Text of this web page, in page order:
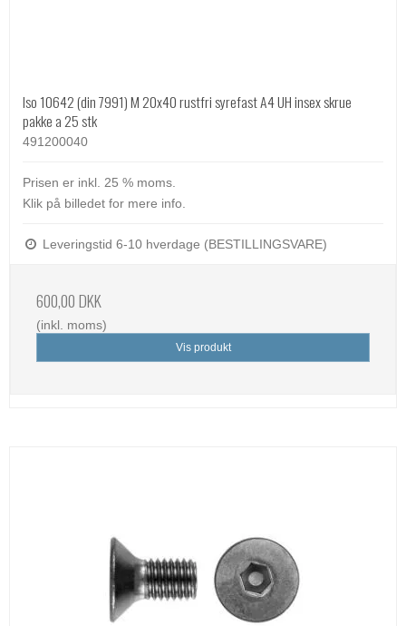
Iso 10642 (din 7991) M 20x40 rustfri syrefast A4 UH insex skrue
pakke a 25 stk
491200040
Prisen er inkl. 25 % moms.
Klik på billedet for mere info.
Leveringstid 6-10 hverdage (BESTILLINGSVARE)
600,00 DKK
(inkl. moms)
Vis produkt